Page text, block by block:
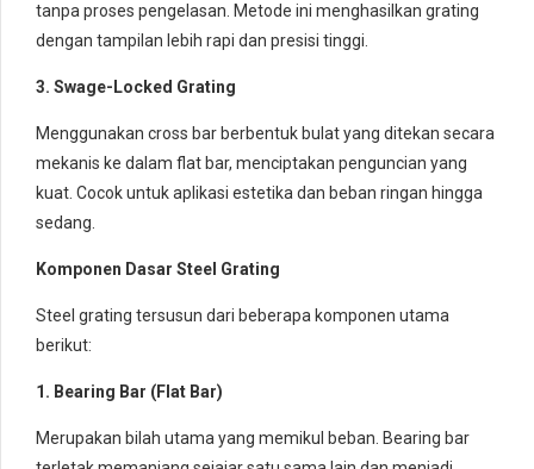
tanpa proses pengelasan. Metode ini menghasilkan grating
dengan tampilan lebih rapi dan presisi tinggi.
3. Swage-Locked Grating
Menggunakan cross bar berbentuk bulat yang ditekan secara
mekanis ke dalam flat bar, menciptakan penguncian yang
kuat. Cocok untuk aplikasi estetika dan beban ringan hingga
sedang.
Komponen Dasar Steel Grating
Steel grating tersusun dari beberapa komponen utama
berikut:
1. Bearing Bar (Flat Bar)
Merupakan bilah utama yang memikul beban. Bearing bar